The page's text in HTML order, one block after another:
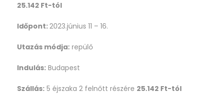
25.142 Ft-tól
Időpont:2023.június 11 – 16.
Utazás módja: repülő
Indulás: Budapest
Szállás: 5 éjszaka 2 felnőtt részére 25.142 Ft-tól